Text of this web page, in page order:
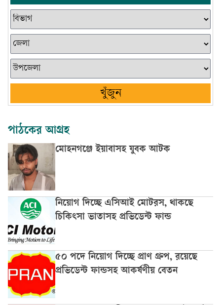
খুঁজুন
পাঠকের আগ্রহ
মোহনগঞ্জে ইয়াবাসহ যুবক আটক
নিয়োগ দিচ্ছে এসিআই মোটরস, থাকছে
চিকিৎসা ভাতাসহ প্রভিডেন্ট ফান্ড
৫০ পদে নিয়োগ দিচ্ছে প্রাণ গ্রুপ, রয়েছে
প্রভিডেন্ট ফান্ডসহ আকর্ষণীয় বেতন